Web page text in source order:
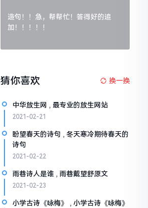
造句！！急，帮帮忙！答得好的追
加！！！！！
猜你喜欢 换一换
中华放生网 , 最专业的放生网站
2021-02-21
盼望春天的诗句 , 冬天寒冷期待春天的
诗句
2021-02-22
雨巷诗人是谁 , 雨巷戴望舒原文
2021-02-23
小学古诗《咏梅》 , 小学古诗《咏梅》